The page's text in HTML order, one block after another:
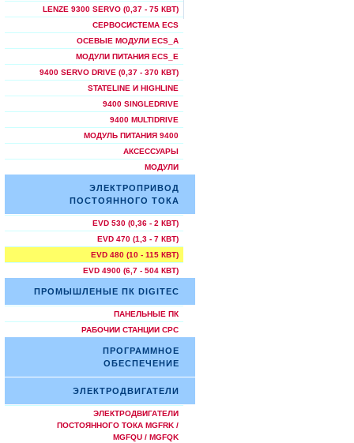
LENZE 9300 SERVO (0,37 - 75 КВТ)
СЕРВОСИСТЕМА ECS
ОСЕВЫЕ МОДУЛИ ECS_A
МОДУЛИ ПИТАНИЯ ECS_E
9400 SERVO DRIVE (0,37 - 370 КВТ)
STATELINE И HIGHLINE
9400 SINGLEDRIVE
9400 MULTIDRIVE
МОДУЛЬ ПИТАНИЯ 9400
АКСЕССУАРЫ
МОДУЛИ
ЭЛЕКТРОПРИВОД
ПОСТОЯННОГО ТОКА
EVD 530 (0,36 - 2 КВТ)
EVD 470 (1,3 - 7 КВТ)
EVD 480 (10 - 115 КВТ)
EVD 4900 (6,7 - 504 КВТ)
ПРОМЫШЛЕНЫЕ ПК DIGITEC
ПАНЕЛЬНЫЕ ПК
РАБОЧИИ СТАНЦИИ СРС
ПРОГРАММНОЕ
ОБЕСПЕЧЕНИЕ
ЭЛЕКТРОДВИГАТЕЛИ
ЭЛЕКТРОДВИГАТЕЛИ
ПОСТОЯННОГО ТОКА MGFRK /
MGFQU / MGFQK